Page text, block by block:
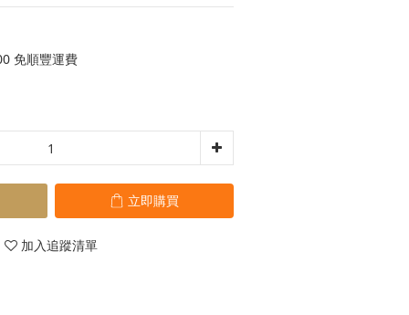
免順豐運費
立即購買
加入追蹤清單